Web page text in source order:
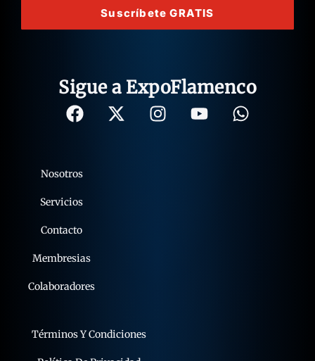
Suscríbete GRATIS
Sigue a ExpoFlamenco
Términos Y Condiciones
Nosotros
Servicios
Contacto
Membresias
Colaboradores